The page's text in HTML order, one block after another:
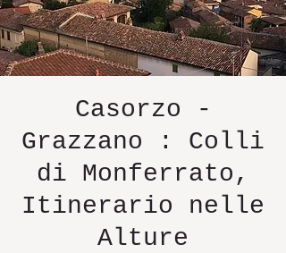
Casorzo -
Grazzano : Colli
di Monferrato,
Itinerario nelle
Alture